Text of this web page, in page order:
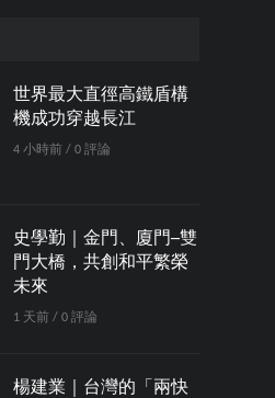
世界最大直徑高鐵盾構
機成功穿越長江
4 小時前 / 0 評論
史學勤｜金門、廈門─雙
門大橋，共創和平繁榮
未來
1 天前 / 0 評論
楊建業｜台灣的「兩快